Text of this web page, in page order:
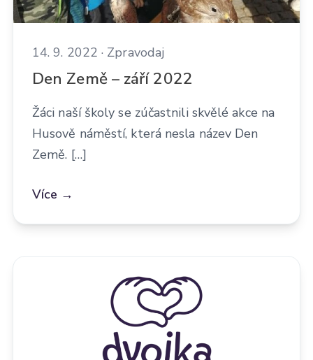
14. 9. 2022 · Zpravodaj
Den Země – září 2022
Žáci naší školy se zúčastnili skvělé akce na
Husově náměstí, která nesla název Den
Země. […]
Více →